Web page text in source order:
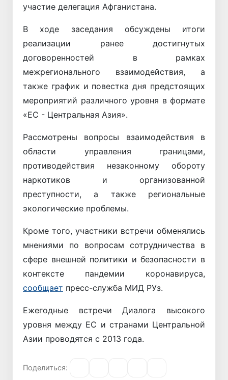
участие делегация Афганистана.
В ходе заседания обсуждены итоги
реализации ранее достигнутых
договоренностей в рамках
межрегионального взаимодействия, а
также график и повестка дня предстоящих
мероприятий различного уровня в формате
«ЕС - Центральная Азия».
Рассмотрены вопросы взаимодействия в
области управления границами,
противодействия незаконному обороту
наркотиков и организованной
преступности, а также региональные
экологические проблемы.
Кроме того, участники встречи обменялись
мнениями по вопросам сотрудничества в
сфере внешней политики и безопасности в
контексте пандемии коронавируса,
сообщает пресс-служба МИД РУз.
Ежегодные встречи Диалога высокого
уровня между ЕС и странами Центральной
Азии проводятся с 2013 года.
Поделиться: